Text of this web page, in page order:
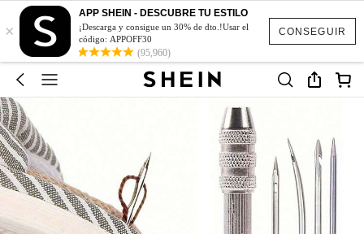
CONSEGUIR
×
APP SHEIN - DESCUBRE TU ESTILO
¡Descarga y consigue un 30% de dto.!Usar el
código: APPOFF30
(95,960)